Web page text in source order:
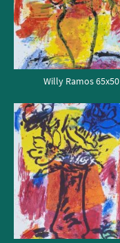
Willy Ramos 65x50